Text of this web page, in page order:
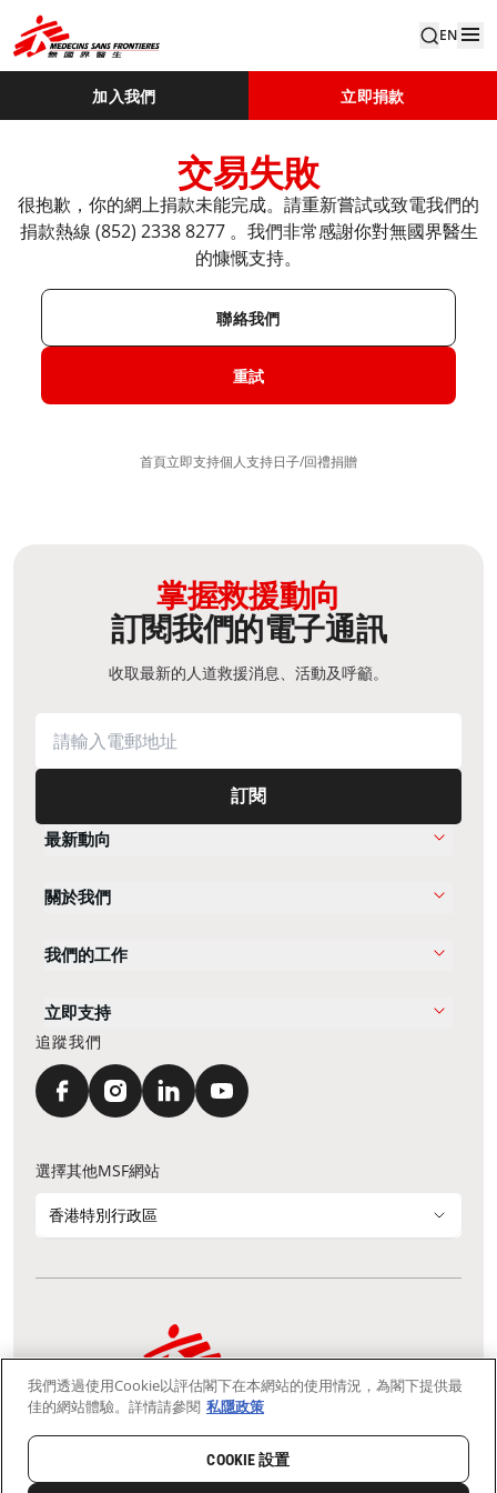
EN
加入我們 立即捐款
交易失敗
很抱歉，你的網上捐款未能完成。請重新嘗試或致電我們的
捐款熱線 (852) 2338 8277​ 。​ ​ 我們非常感謝你對無國界醫生
的慷慨支持。​
聯絡我們
重試
首頁立即支持個人支持​日子/回禮捐贈
掌握救援動向
訂閱我們的電子通訊
收取最新的人道救援消息、活動及呼籲。
訂閱
最新動向
關於我們
我們的工作
立即支持
追蹤我們
選擇其他MSF網站
香港特別行政區
通訊資料更新 鳴謝 私隱聲明
我們採用安全通訊端層 (Secure Socket Layer, SSL) 協定，有助保障敏感
資料在你的瀏覽器和我們伺服器之間的網上傳輸維持保密性。
慈善團體免稅檔案號碼：91/4075
Copyright © Médecins Sans Frontières Hong Kong. All rights
reserved.
我們透過使用Cookie以評估閣下在本網站的使用情況，為閣下提供最
佳的網站體驗。詳情請參閱 私隱政策
COOKIE 設置